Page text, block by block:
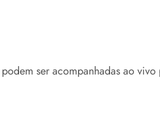
ser acompanhadas ao